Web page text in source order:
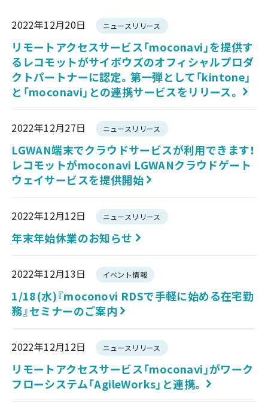
2022年12月20日 ニュースリリース
リモートアクセスサービス「moconavi」を提供す
るレコモットがサイボウズのオフィシャルプロダ
クトパートナーに認定。第一弾として「kintone」
と「moconavi」との連携サービスをリリース。
2022年12月27日 ニュースリリース
LGWAN端末でクラウドサービスが利用できます！
レコモットがmoconavi LGWANクラウドゲート
ウェイサービスを提供開始
2022年12月12日 ニュースリリース
年末年始休業のお知らせ
2022年12月13日 イベント情報
1/18(水)『moconovi RDSで手軽に始める在宅勤
務』セミナーのご案内
2022年12月12日 ニュースリリース
リモートアクセスサービス「moconavi」がワーク
フローシステム「AgileWorks」と連携。